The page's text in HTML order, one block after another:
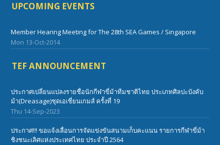
UPCOMING EVENTS
Member Hearing Meeting for The 28th SEA Games / Singapore
Mon 13-Oct-2014
TEF ANNOUNCEMENT
ประกาศเปลี่ยนแปลงรายชื่อนักกีฬาขี่ม้าทีมชาติไทย ประเภทศิลปะบังคับ
ม้า(Dreasage)ชุดเอเชี่ยนเกมส์ ครั้งที่ 19
Thu 14-Sep-2023
ประกาศ!!! ขอแจ้งเลื่อนการจัดแข่งขันสนามเก็บคะแนน รายการกีฬาขี่ม้า
ชิงชนะเลิศแห่งประเทศไทย ประจำปี 2564